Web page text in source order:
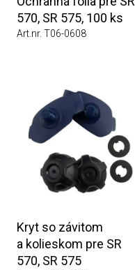
570, SR 575, 100 ks
Art.nr. T06-0608
Kryt so závitom
a kolieskom pre SR
570, SR 575